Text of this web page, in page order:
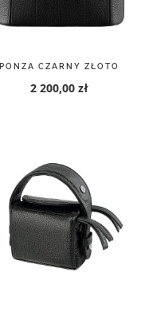
PONZA CZARNY ZŁOTO
2 200,00 zł